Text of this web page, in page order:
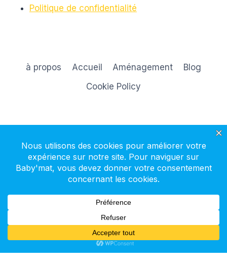
Politique de confidentialité
à propos Accueil Aménagement
Blog
Cookie Policy
S'inscrire à la newsletter
Kadence WP